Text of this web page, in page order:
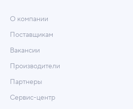
О компании
Поставщикам
Вакансии
Производители
Партнеры
Сервис-центр